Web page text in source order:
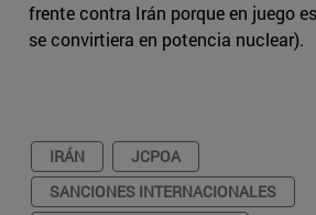
frente contra Irán porque en juego
se convirtiera en potencia nuclear).
IRÁN
JCPOA
SANCIONES INTERNACIONALES